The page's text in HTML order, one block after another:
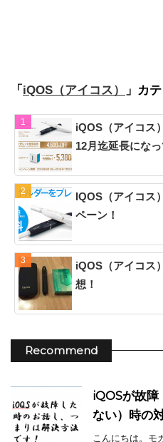
「 iQOS（アイコス） 」カ
iQOS（アイコス
12月迄延長になっ
IQOS（アイコス
ペーン！
iQOS（アイコス
想！
Recommend
iQOSが故障
ない）時の
こんにちは。モ